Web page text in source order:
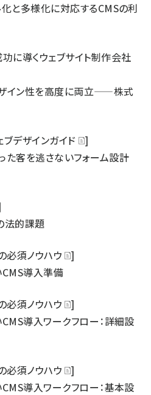
と多様化に対応するCMSの利
に導くウェブサイト制作会社
イン性を高度に両立――株式
デザインガイド
]
客を逃さないフォーム設計
法的課題
必須ノウハウ
]
導入準備
必須ノウハウ
]
導入ワークフロー：詳細設
必須ノウハウ
]
導入ワークフロー：基本設